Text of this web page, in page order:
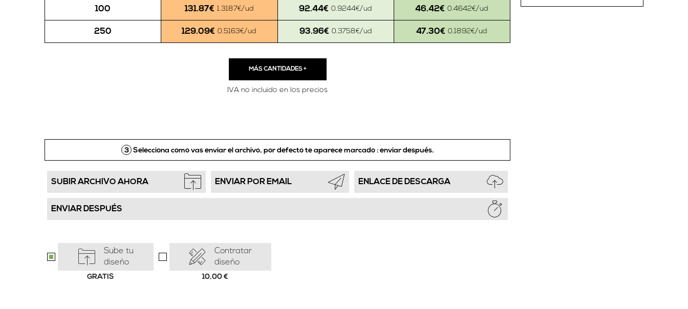
100 131.87€ 1.3187€/ud 92.44€ 0.9244€/ud 46.42€ 0.4642€/ud
250 129.09€ 0.5163€/ud 93.96€ 0.3758€/ud 47.30€ 0.1892€/ud
MÁS CANTIDADES+
IVA no incluido en los precios
3 Selecciona como vas enviar el archivo, por defecto te aparece marcado : enviar después.
SUBIR ARCHIVO AHORA ENVIAR POR EMAIL ENLACE DE DESCARGA
ENVIAR DESPUÉS
Sube tu
diseño
GRATIS
Contratar
diseño
10,00 €